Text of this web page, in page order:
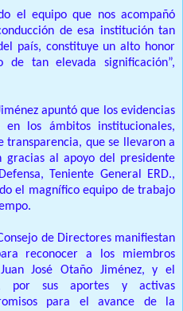
el equipo que nos acompañó
de esa institución tan
país, constituye un alto honor
de tan elevada significación”,
apuntó que los evidencias
los ámbitos institucionales,
transparencia, que se llevaron a
gracias al apoyo del presidente
Teniente General ERD.,
el magnífico equipo de trabajo
de Directores manifiestan
reconocer a los miembros
José Otaño Jiménez, y el
por sus aportes y activas
para el avance de la